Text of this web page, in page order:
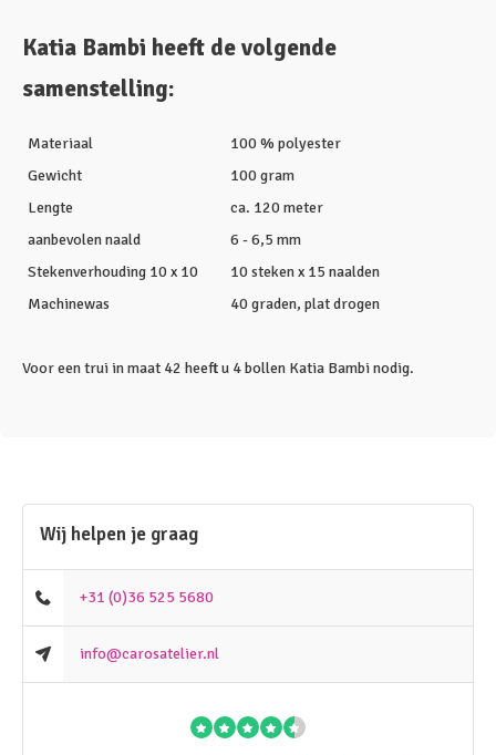
Katia Bambi heeft de volgende
samenstelling:
Materiaal
100 % polyester
Gewicht
100 gram
Lengte
ca. 120 meter
aanbevolen naald
6 - 6,5 mm
Stekenverhouding 10 x 10
10 steken x 15 naalden
Machinewas
40 graden, plat drogen
Voor een trui in maat 42 heeft u 4 bollen Katia Bambi nodig.
Wij helpen je graag
+31 (0)36 525 5680
info@carosatelier.nl